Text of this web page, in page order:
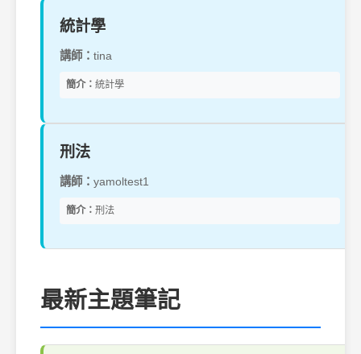
統計學
講師： tina
簡介： 統計學
刑法
講師： yamoltest1
簡介： 刑法
最新主題筆記